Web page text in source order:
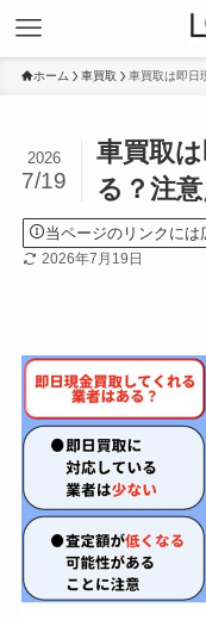
ホーム 車買取 車買取は即日
車買取
る？注
2026
7/19
当ページのリンクには
2026年7月19日